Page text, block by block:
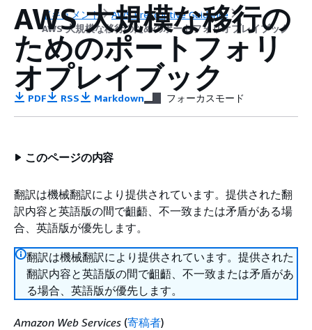
ドキュメント
AWS Prescriptive Guidance
AWS 大規模な移行のためのポートフォリオプレイブック
AWS 大規模な移行の
ためのポートフォリ
オプレイブック
PDF RSS Markdown フォーカスモード
このページの内容
翻訳は機械翻訳により提供されています。提供された翻
訳内容と英語版の間で齟齬、不一致または矛盾がある場
合、英語版が優先します。
翻訳は機械翻訳により提供されています。提供された
翻訳内容と英語版の間で齟齬、不一致または矛盾があ
る場合、英語版が優先します。
Amazon Web Services (寄稿者)